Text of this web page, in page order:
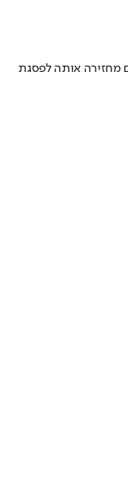
מחזירה אותה לפסגת